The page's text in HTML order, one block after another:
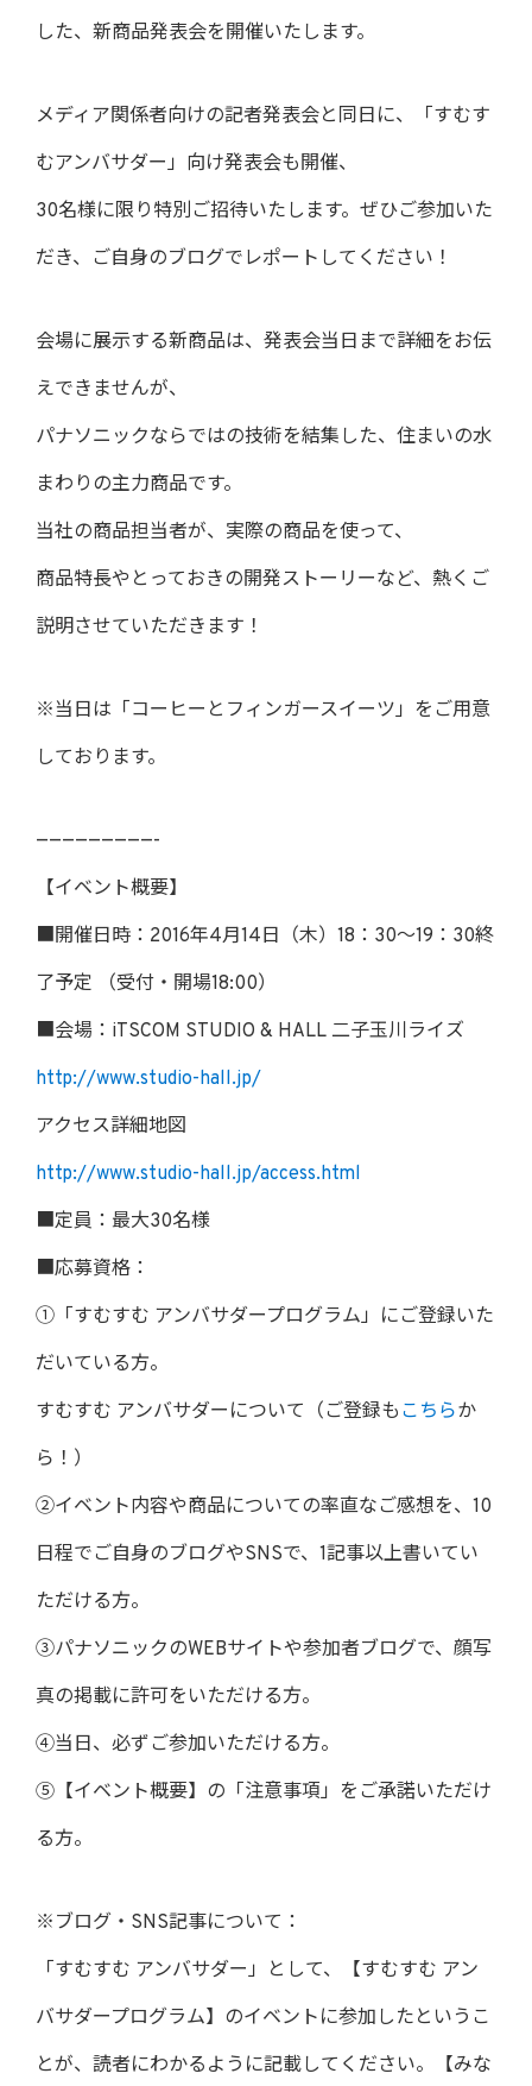
した、新商品発表会を開催いたします。
メディア関係者向けの記者発表会と同日に、「すむす
むアンバサダー」向け発表会も開催、
30名様に限り特別ご招待いたします。ぜひご参加いた
だき、ご自身のブログでレポートしてください！
会場に展示する新商品は、発表会当日まで詳細をお伝
えできませんが、
パナソニックならではの技術を結集した、住まいの水
まわりの主力商品です。
当社の商品担当者が、実際の商品を使って、
商品特長やとっておきの開発ストーリーなど、熱くご
説明させていただきます！
※当日は「コーヒーとフィンガースイーツ」をご用意
しております。
—————————-
【イベント概要】
■開催日時：2016年4月14日（木）18：30～19：30終
了予定 （受付・開場18:00）
■会場：iTSCOM STUDIO & HALL 二子玉川ライズ
http://www.studio-hall.jp/
アクセス詳細地図
http://www.studio-hall.jp/access.html
■定員：最大30名様
■応募資格：
①「すむすむ アンバサダープログラム」にご登録いた
だいている方。
すむすむ アンバサダーについて（ご登録も こちらか
ら！）
②イベント内容や商品についての率直なご感想を、10
日程でご自身のブログやSNSで、1記事以上書いてい
ただける方。
③パナソニックのWEBサイトや参加者ブログで、顔写
真の掲載に許可をいただける方。
④当日、必ずご参加いただける方。
⑤【イベント概要】の「注意事項」をご承諾いただけ
る方。
※ブログ・SNS記事について：
「すむすむ アンバサダー」として、【すむすむ アン
バサダープログラム】のイベントに参加したというこ
とが、読者にわかるように記載してください。【みな